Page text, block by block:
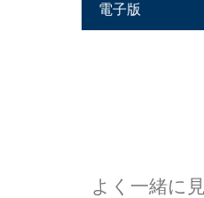
電子版
よく一緒に